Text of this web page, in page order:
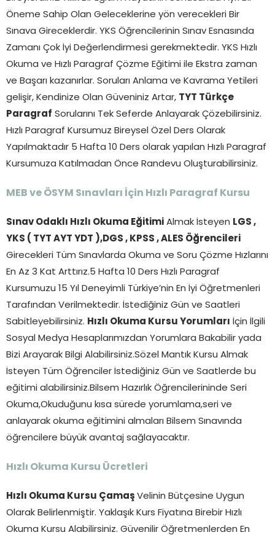
Öneme Sahip Olan Geleceklerine yön verecekleri Bir
Sınava Gireceklerdir. YKS Öğrencilerinin Sınav Esnasında
Zamanı Çok İyi Değerlendirmesi gerekmektedir. YKS Hızlı
Okuma ve Hızlı Paragraf Çözme Eğitimi ile Ekstra zaman
ve Başarı kazanırlar. Soruları Anlama ve Kavrama Yetileri
gelişir, Kendinize Olan Güveniniz Artar, TYT Türkçe
Paragraf Sorularını Tek Seferde Anlayarak Çözebilirsiniz.
Hızlı Paragraf Kursumuz Bireysel Özel Ders Olarak
Yapılmaktadır 5 Hafta 10 Ders olarak yapılan Hızlı Paragraf
Kursumuza Katılmadan Önce Randevu Oluşturabilirsiniz.
MEB ve ÖSYM Sınavları İçin Hızlı Paragraf Kursu
Sınav Odaklı Hızlı Okuma Eğitimi Almak İsteyen LGS ,
YKS ( TYT AYT YDT ),DGS , KPSS , ALES Öğrencileri
Girecekleri Tüm Sınavlarda Okuma ve Soru Çözme Hızlarını
En Az 3 Kat Arttırız.5 Hafta 10 Ders Hızlı Paragraf
Kursumuzu 15 Yıl Deneyimli Türkiye’nin En İyi Öğretmenleri
Tarafından Verilmektedir. İstediğiniz Gün ve Saatleri
Sabitleyebilirsiniz. Hızlı Okuma Kursu Yorumları
İçin İlgili
Sosyal Medya Hesaplarımızdan Yorumlara Bakabilir yada
Bizi Arayarak Bilgi Alabilirsiniz.Sözel Mantık Kursu Almak
İsteyen Tüm Öğrenciler İstediğiniz Gün ve Saatlerde bu
eğitimi alabilirsiniz.Bilsem Hazırlık Öğrencilerininde Seri
Okuma,Okuduğunu kısa sürede yorumlama,seri ve
anlayarak okuma eğitimini almaları Bilsem Sınavında
öğrencilere büyük avantaj sağlayacaktır.
Hızlı Okuma Kursu Ücretleri
Hızlı Okuma Kursu Çamaş Velinin Bütçesine Uygun
Olarak Belirlenmiştir. Yaklaşık Kurs Fiyatına Birebir Hızlı
Okuma Kursu Alabilirsiniz. Güvenilir Öğretmenlerden En